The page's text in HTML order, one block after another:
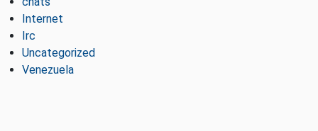
Internet
Irc
Uncategorized
Venezuela